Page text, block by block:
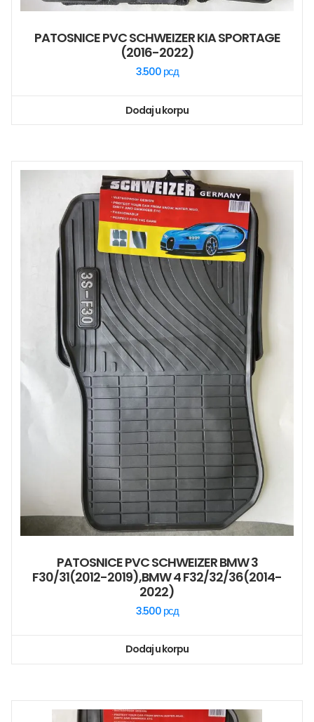
PATOSNICE PVC SCHWEIZER KIA SPORTAGE
(2016-2022)
3.500 рсд
Dodaj u korpu
PATOSNICE PVC SCHWEIZER BMW 3
F30/31(2012-2019),BMW 4 F32/32/36(2014-
2022)
3.500 рсд
Dodaj u korpu